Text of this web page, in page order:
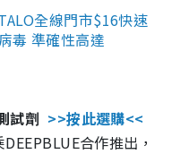
全線門市$16快速
毒 準確性高達
試劑 >>按此選購<<
合作推出，